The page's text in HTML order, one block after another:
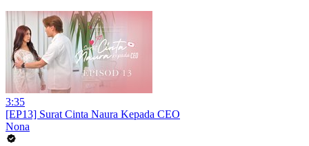
3:35
[EP13] Surat Cinta Naura Kepada CEO
Nona